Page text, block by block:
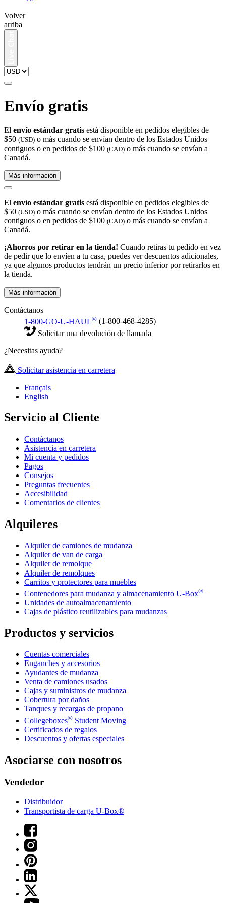
Volver
arriba
Envío gratis
El envío estándar gratis está disponible en pedidos elegibles de
$50 (USD) o más cuando se envían dentro de los Estados Unidos
contiguos o en pedidos de $100 (CAD) o más cuando se envían a
Canadá.
Más información
El envío estándar gratis está disponible en pedidos elegibles de
$50 (USD) o más cuando se envían dentro de los Estados Unidos
contiguos o en pedidos de $100 (CAD) o más cuando se envían a
Canadá.
¡Ahorros por retirar en la tienda! Cuando retiras tu pedido en vez
de pedir que lo envíen a tu casa, puedes ver descuentos adicionales,
ya que algunos productos tendrán un precio inferior por retirarlos en
la tienda.
Más información
Contáctanos
1-800-GO-U-HAUL® (1-800-468-4285)
Solicitar una devolución de llamada
¿Necesitas ayuda?
Solicitar asistencia en carretera
Français
English
Servicio al Cliente
Contáctanos
Asistencia en carretera
Mi cuenta y pedidos
Pagos
Consejos
Preguntas frecuentes
Accesibilidad
Comentarios de clientes
Alquileres
Alquiler de camiones de mudanza
Alquiler de van de carga
Alquiler de remolque
Alquiler de remolques
Carritos y protectores para muebles
Contenedores para mudanza y almacenamiento U-Box®
Unidades de autoalmacenamiento
Cajas de plástico reutilizables para mudanzas
Productos y servicios
Cuentas comerciales
Enganches y accesorios
Ayudantes de mudanza
Venta de camiones usados
Cajas y suministros de mudanza
Cobertura por daños
Tanques y recargas de propano
Collegeboxes® Student Moving
Certificados de regalos
Descuentos y ofertas especiales
Asociarse con nosotros
Vendedor
Distribuidor
Transportista de carga U-Box®